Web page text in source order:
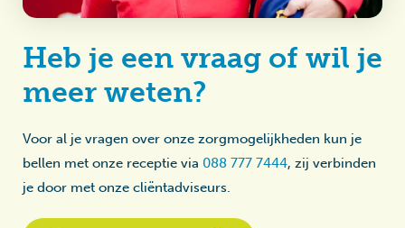
Heb je een vraag of wil je
meer weten?
Voor al je vragen over onze zorgmogelijkheden kun je
bellen met onze receptie via 088 777 7444, zij verbinden
je door met onze cliëntadviseurs.